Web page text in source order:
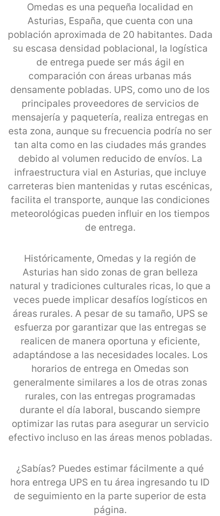
Omedas es una pequeña localidad en
Asturias, España, que cuenta con una
población aproximada de 20 habitantes. Dada
su escasa densidad poblacional, la logística
de entrega puede ser más ágil en
comparación con áreas urbanas más
densamente pobladas. UPS, como uno de los
principales proveedores de servicios de
mensajería y paquetería, realiza entregas en
esta zona, aunque su frecuencia podría no ser
tan alta como en las ciudades más grandes
debido al volumen reducido de envíos. La
infraestructura vial en Asturias, que incluye
carreteras bien mantenidas y rutas escénicas,
facilita el transporte, aunque las condiciones
meteorológicas pueden influir en los tiempos
de entrega.
Históricamente, Omedas y la región de
Asturias han sido zonas de gran belleza
natural y tradiciones culturales ricas, lo que a
veces puede implicar desafíos logísticos en
áreas rurales. A pesar de su tamaño, UPS se
esfuerza por garantizar que las entregas se
realicen de manera oportuna y eficiente,
adaptándose a las necesidades locales. Los
horarios de entrega en Omedas son
generalmente similares a los de otras zonas
rurales, con las entregas programadas
durante el día laboral, buscando siempre
optimizar las rutas para asegurar un servicio
efectivo incluso en las áreas menos pobladas.
¿Sabías? Puedes estimar fácilmente a qué
hora entrega UPS en tu área ingresando tu ID
de seguimiento en la parte superior de esta
página.